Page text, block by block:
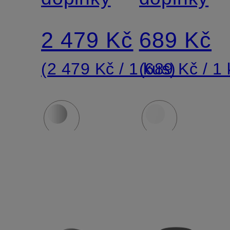
2 479 Kč
(2 479 Kč / 1 kus)
689 Kč
(689 Kč / 1